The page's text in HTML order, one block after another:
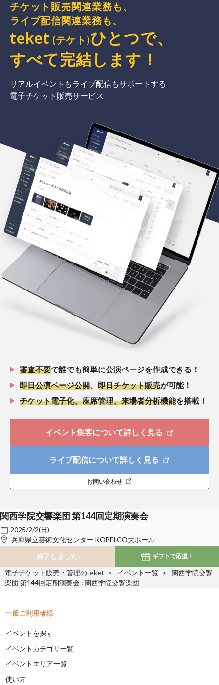
チケット販売関連業務も、
ライブ配信関連業務も、
teket (テケト)ひとつで、
すべて完結 します ！
リアルイベントもライブ配信もサポートする
電子チケット販売サービス
審査不要で誰でも簡単に公演ページを作成できる！
即日公演ページ公開
即日チケット販売が可能！
チケット電子化、座席管理、来場者分析機能を搭載！
イベント集客について詳しく見る
ライブ配信について詳しく見る
お問い合わせ
関西学院交響楽団 第144回定期演奏会
2025/2/2(日)
兵庫県立芸術文化センター KOBELCO大ホール
終了しました
ギフトで応援！
電子チケット販売・管理のteket イベント一覧
関西学院交響
楽団 第144回定期演奏会 : 関西学院交響楽団
一般ご利用者様
イベントを探す
イベントカテゴリ一覧
イベントエリア一覧
使い方